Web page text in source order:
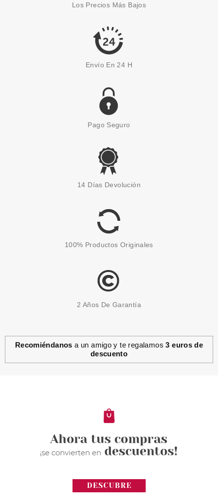
ROSTRO PIELES SECA 400 ML
8.50€
ANNE MOLLER
ANNE MOLLER STIMULAGE
FLUIDO PERFECCIONADOR
26.20€
ANNE MOLLER
15.05€
Los Precios Más Bajos
Envío En 24 H
Pago Seguro
14 Días Devolución
100% Productos Originales
2 Años De Garantía
Recomiéndanos a un amigo y te regalamos3 euros de
descuento